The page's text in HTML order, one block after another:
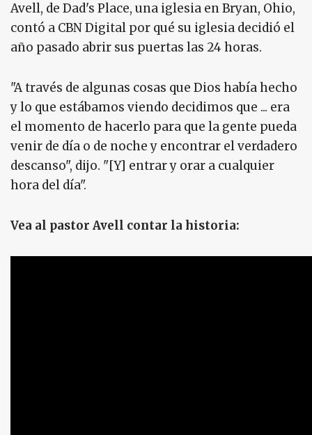
Avell, de Dad's Place, una iglesia en Bryan, Ohio,
contó a CBN Digital por qué su iglesia decidió el
año pasado abrir sus puertas las 24 horas.
"A través de algunas cosas que Dios había hecho
y lo que estábamos viendo decidimos que ... era
el momento de hacerlo para que la gente pueda
venir de día o de noche y encontrar el verdadero
descanso", dijo. "[Y] entrar y orar a cualquier
hora del día".
Vea al pastor Avell contar la historia: